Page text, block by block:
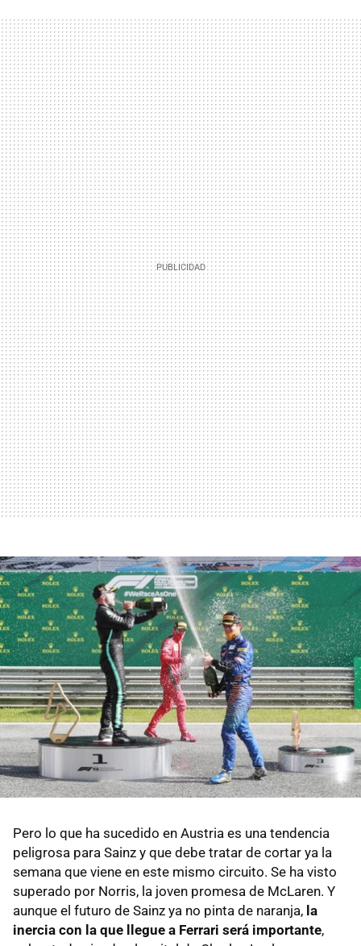
Pero lo que ha sucedido en Austria es una tendencia
peligrosa para Sainz y que debe tratar de cortar ya la
semana que viene en este mismo circuito. Se ha visto
superado por Norris, la joven promesa de McLaren. Y
aunque el futuro de Sainz ya no pinta de naranja, la
inercia con la que llegue a Ferrari será importante,